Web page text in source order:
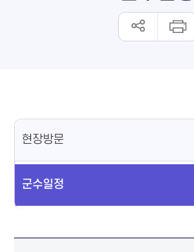
현장방문
군수일정